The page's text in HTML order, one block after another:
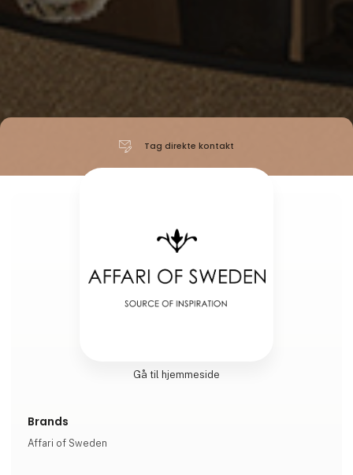
Tag direkte kontakt
Gå til hjemmeside
Brands
Affari of Sweden